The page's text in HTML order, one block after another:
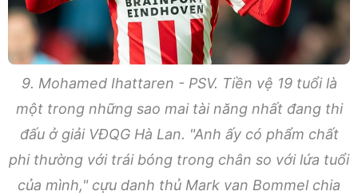
9. Mohamed Ihattaren - PSV. Tiền vệ 19 tuổi là
một trong những sao mai tài năng nhất đang thi
đấu ở giải VĐQG Hà Lan. "Anh ấy có phẩm chất
phi thường với trái bóng trong chân so với lứa tuổi
của mình," cựu danh thủ Mark van Bommel chia